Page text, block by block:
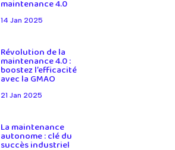
maintenance 4.0
14 Jan 2025
Révolution de la
maintenance 4.0 :
boostez l’efficacité
avec la GMAO
21 Jan 2025
La maintenance
autonome : clé du
succès industriel